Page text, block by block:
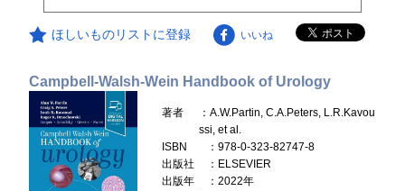
ほしいものリストに登録 いいね
Campbell-Walsh-Wein Handbook of Urology
著者
：A.W.Partin, C.A.Peters, L.R.Kavou
ssi, et al.
ISBN
：978-0-323-82747-8
出版社
：ELSEVIER
出版年
：2022年